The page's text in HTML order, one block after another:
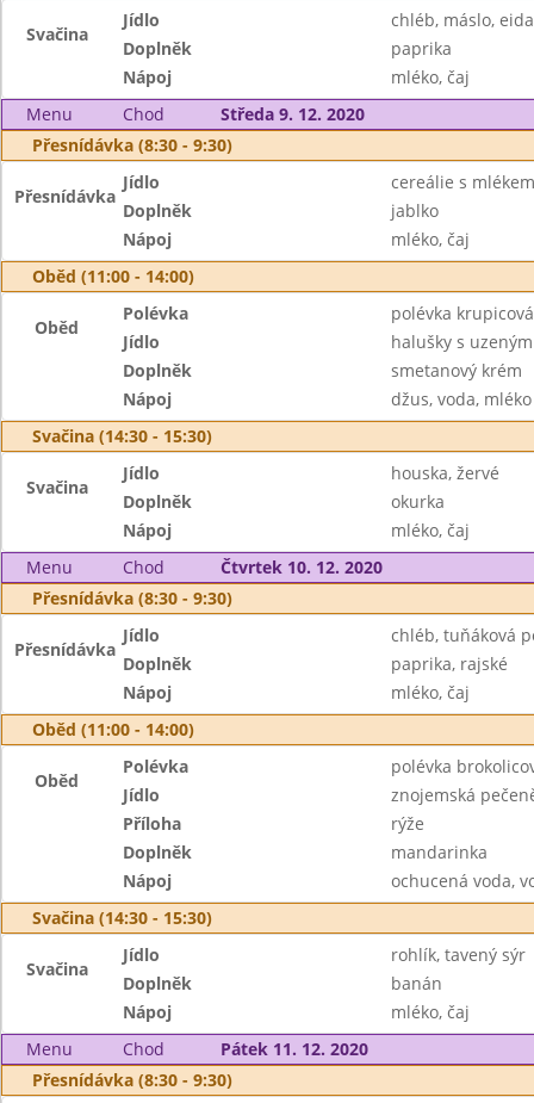
Svačina
Jídlo
chléb, máslo,
Doplněk
paprika
Nápoj
mléko, čaj
Menu
Chod
Středa 9. 12. 2020
Přesnídávka (8:30 - 9:30)
Přesnídávka
Jídlo
cereálie s mlékem
Doplněk
jablko
Nápoj
mléko, čaj
Oběd (11:00 - 14:00)
Oběd
Polévka
polévka
Jídlo
halušky s
Doplněk
smetanový krém
Nápoj
džus, voda, mléko
Svačina (14:30 - 15:30)
Svačina
Jídlo
houska, žervé
Doplněk
okurka
Nápoj
mléko, čaj
Menu
Chod
Čtvrtek 10. 12. 2020
Přesnídávka (8:30 - 9:30)
Přesnídávka
Jídlo
chléb, tuňáková
Doplněk
paprika, rajské
Nápoj
mléko, čaj
Oběd (11:00 - 14:00)
Oběd
Polévka
polévka
Jídlo
znojemská
Příloha
rýže
Doplněk
mandarinka
Nápoj
ochucená voda,
Svačina (14:30 - 15:30)
Svačina
Jídlo
rohlík, tavený sýr
Doplněk
banán
Nápoj
mléko, čaj
Menu
Chod
Pátek 11. 12. 2020
Přesnídávka (8:30 - 9:30)